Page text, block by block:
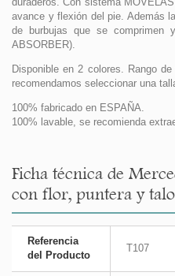
avance y flexión del pie. Además
de burbujas que se comprimen
ABSORBER).
Disponible en 2 colores. Rango
recomendamos seleccionar una
100% fabricado en ESPAÑA.
100% lavable, se recomienda
Ficha técnica de
con flor, puntera y
Referencia
del Producto
T107